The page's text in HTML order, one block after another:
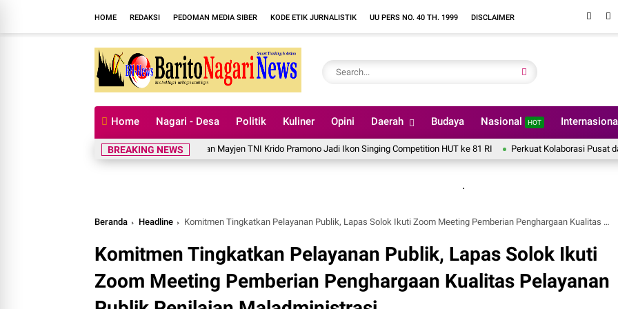
HOME REDAKSI PEDOMAN MEDIA SIBER KODE ETIK JURNALISTIK UU PERS NO. 40 TH. 1999 DISCLAIMER
Home Nagari - Desa Politik Kuliner Opini Daerah Budaya Nasional HOT
BREAKING NEWS
Dua Lagu Karya Pangdam VI/Mulawarman Mayjen TNI Krido Pramono Jadi Ikon Singing Competition HUT ke 81 RI Perkuat Kolaborasi Pusat dan
.
Beranda Headline Komitmen Tingkatkan Pelayanan Publik, Lapas Solok Ikuti Zoom Meeting Pemberian Penghargaan Kualitas Pelayanan Publik Penilaian Maladministrasi
Komitmen Tingkatkan Pelayanan Publik, Lapas Solok Ikuti
Zoom Meeting Pemberian Penghargaan Kualitas Pelayanan